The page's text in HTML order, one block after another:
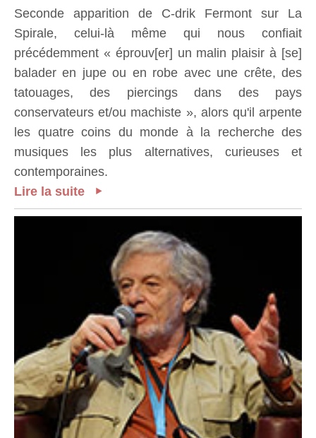
Seconde apparition de C-drik Fermont sur La
Spirale, celui-là même qui nous confiait
précédemment « éprouv[er] un malin plaisir à [se]
balader en jupe ou en robe avec une crête, des
tatouages, des piercings dans des pays
conservateurs et/ou machiste », alors qu'il arpente
les quatre coins du monde à la recherche des
musiques les plus alternatives, curieuses et
contemporaines.
Lire la suite